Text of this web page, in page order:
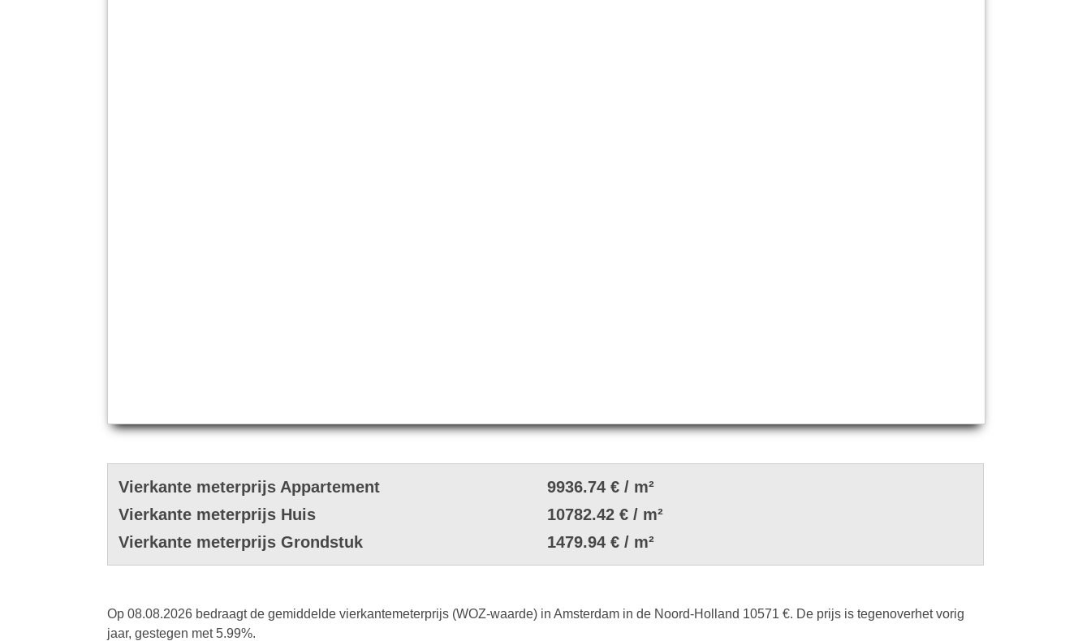
Vierkante meterprijs Appartement
9936.74 € / m²
Vierkante meterprijs Huis
10782.42 € / m²
Vierkante meterprijs Grondstuk
1479.94 € / m²
Op 08.08.2026 bedraagt de gemiddelde vierkantemeterprijs (WOZ-waarde) in Amsterdam in de Noord-Holland 10571 €. De prijs is tegenoverhet vorig
jaar, gestegen met 5.99%.